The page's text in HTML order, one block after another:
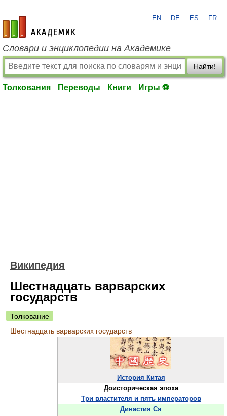
academic.ru
EN DE ES FR
Словари и энциклопедии на Академике
Найти!
Толкования Переводы Книги Игры ⚽
Википедия
Шестнадцать варварских
государств
Толкование
Шестнадцать варварских государств
История Китая
Доисторическая эпоха
Три властителя и пять императоров
Династия Ся